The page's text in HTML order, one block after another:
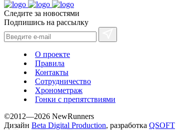
Следите за новостями
Подпишись на рассылку
О проекте
Правила
Контакты
Сотрудничество
Хронометраж
Гонки с препятствиями
©2012—2026 NewRunners
Дизайн Beta Digital Production, разработка QSOFT